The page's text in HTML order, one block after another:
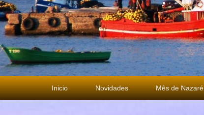
Menu
principal
Inicio Novidades Mês de Nazaré